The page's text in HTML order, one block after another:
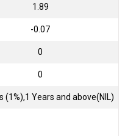
1.89
-0.07
0
0
(1%),1 Years and above(NIL)